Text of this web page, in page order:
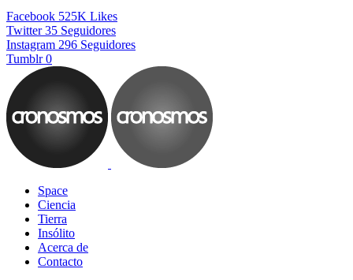
Facebook 525K Likes
Twitter 35 Seguidores
Instagram 296 Seguidores
Tumblr 0
Space
Ciencia
Tierra
Insólito
Acerca de
Contacto